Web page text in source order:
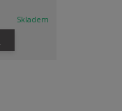
Skladem